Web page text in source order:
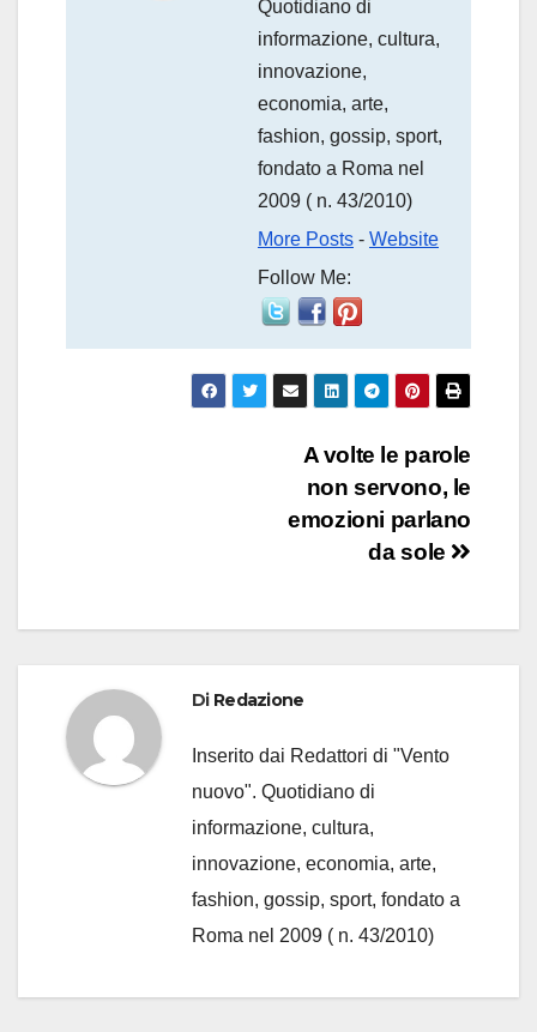
Quotidiano di
informazione, cultura,
innovazione,
economia, arte,
fashion, gossip, sport,
fondato a Roma nel
2009 ( n. 43/2010)
More Posts - Website
Follow Me:
A volte le parole
non servono, le
emozioni parlano
da sole
Di Redazione
Inserito dai Redattori di "Vento
nuovo". Quotidiano di
informazione, cultura,
innovazione, economia, arte,
fashion, gossip, sport, fondato a
Roma nel 2009 ( n. 43/2010)